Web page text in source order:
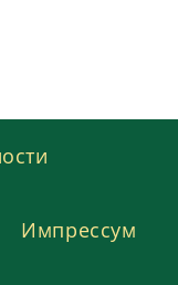
Импрессум